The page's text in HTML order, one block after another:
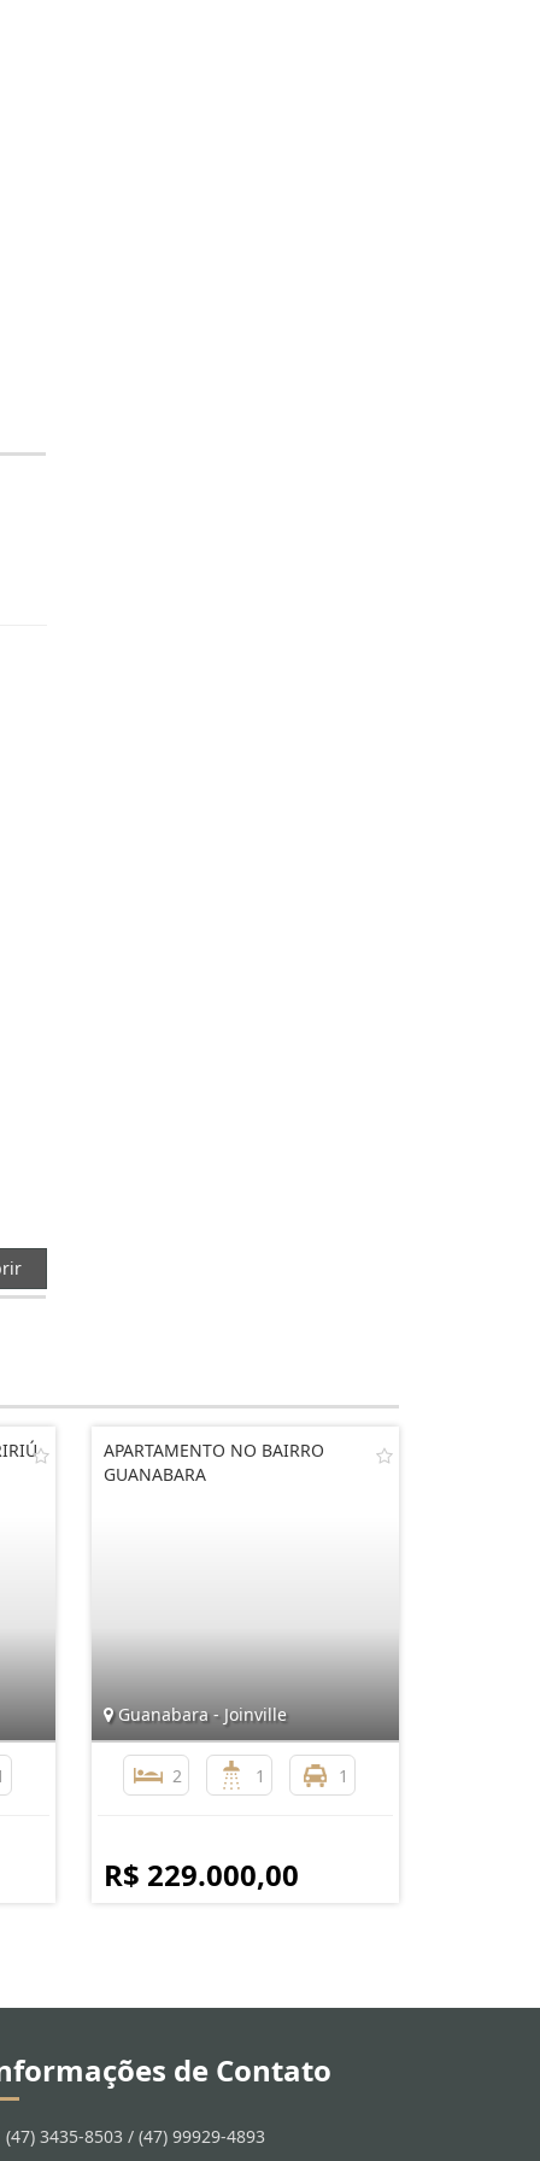
APARTAMENTO NO BAIRRO
GUANABARA
Guanabara - Joinville
2 1 1
R$ 229.000,00
de Contato
(47) 3435-8503 / (47) 99929-4893